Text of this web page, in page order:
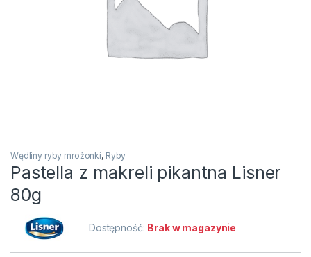
Wędliny ryby mrożonki, Ryby
Pastella z makreli pikantna Lisner
80g
Dostępność: Brak w magazynie